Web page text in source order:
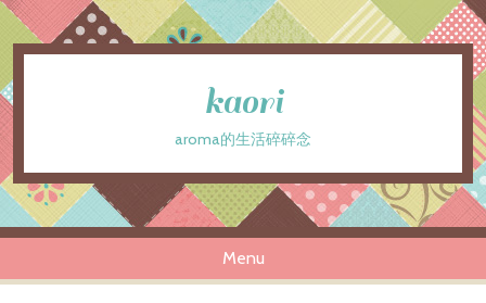
kaori
aroma的生活碎碎念
Menu
Skip to content